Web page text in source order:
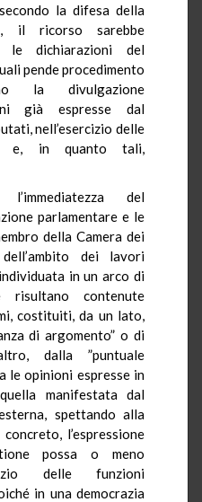
la difesa della
il ricorso sarebbe
le dichiarazioni del
pende procedimento
la divulgazione
già espresse dal
nell’esercizio delle
e, in quanto tali,
del
parlamentare e le
della Camera dei
dei lavori
in un arco di
risultano contenute
costituiti, da un lato,
di argomento” o di
dalla ”puntuale
le opinioni espresse in
manifestata dal
spettando alla
l’espressione
possa o meno
delle funzioni
in una democrazia